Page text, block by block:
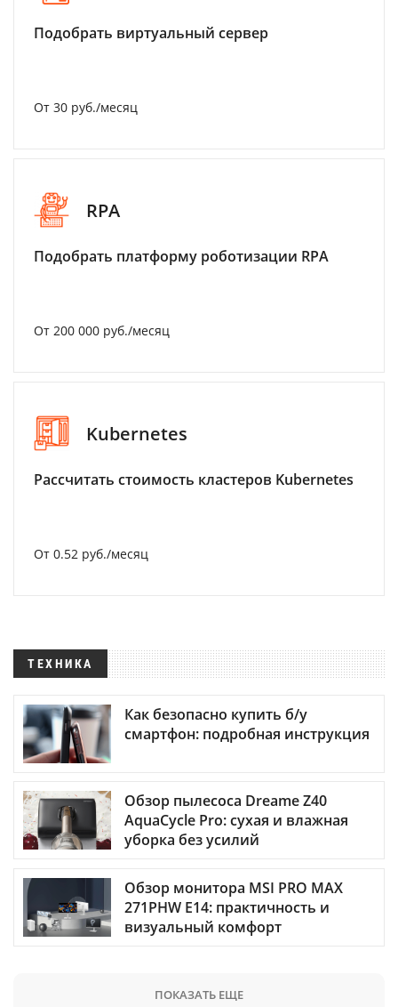
Подобрать виртуальный сервер
От 30 руб./месяц
RPA
Подобрать платформу роботизации RPA
От 200 000 руб./месяц
Kubernetes
Рассчитать стоимость кластеров Kubernetes
От 0.52 руб./месяц
ТЕХНИКА
Как безопасно купить б/у
смартфон: подробная инструкция
Обзор пылесоса Dreame Z40
AquaCycle Pro: сухая и влажная
уборка без усилий
Обзор монитора MSI PRO MAX
271PHW E14: практичность и
визуальный комфорт
ПОКАЗАТЬ ЕЩЕ